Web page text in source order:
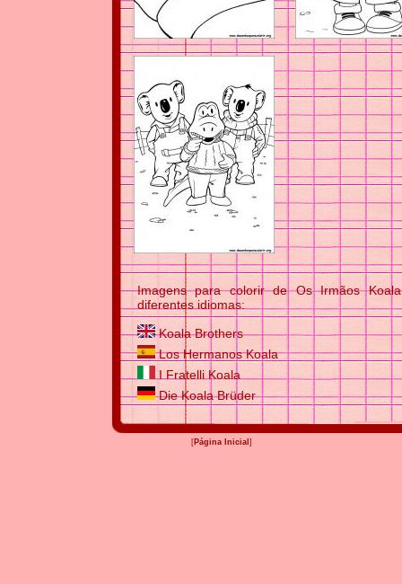
Imagens para colorir de Os Irmãos
diferentes idiomas:
Koala Brothers
Los Hermanos Koala
I Fratelli Koala
Die Koala Brüder
[Página Inicial ]